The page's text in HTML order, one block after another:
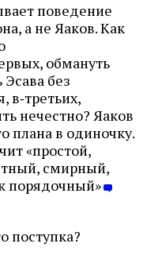
поведение
а не Яаков. Как
обмануть
без
в‑третьих,
нечестно? Яаков
плана в одиночку.
«простой,
смирный,
порядочный»
поступка?